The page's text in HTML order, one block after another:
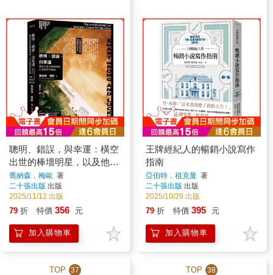
聰明、錯誤，與幸運：橫空
出世的棒壇明星，以及他們
的起點
喬納森．梅歐 著
二十張出版 出版
2025/11/12 出版
79 折 特價 356 元
加入購物車
王牌經紀人的暢銷小說寫作
指南
亞伯特．祖克曼 著
二十張出版 出版
2025/10/29 出版
79 折 特價 395 元
加入購物車
TOP 37 TOP 38